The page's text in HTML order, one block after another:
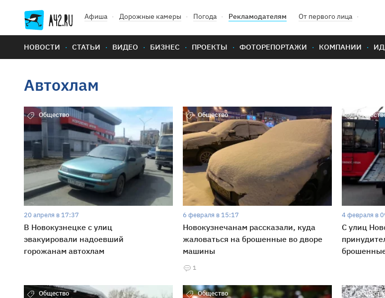
Афиша Дорожные камеры Погода Рекламодателям От первого лица
НОВОСТИ СТАТЬИ ВИДЕО БИЗНЕС ПРОЕКТЫ ФОТОРЕПОРТАЖИ КОМПАНИИ
Автохлам
Общество
20 апреля в 17:37
В Новокузнецке с улиц
эвакуировали надоевший
горожанам автохлам
Общество
6 февраля в 15:17
Новокузнечанам рассказали, куда
жаловаться на брошенные во дворе
машины
1
4 февраля в
С улиц
Общество Общество